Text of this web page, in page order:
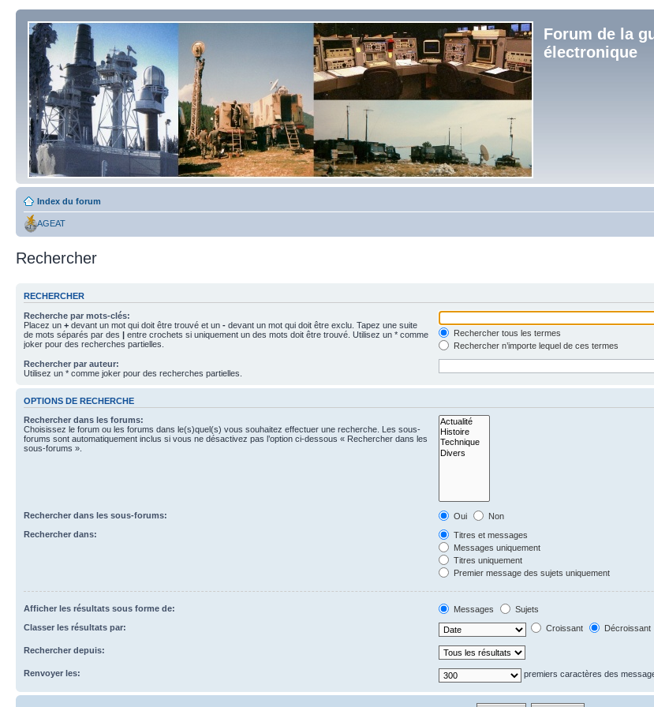
Forum de la
électronique
Index du forum
AGEAT
Rechercher
RECHERCHER
Recherche par mots-clés:
Placez un + devant un mot qui doit être trouvé et un - devant un mot qui doit être exclu. Tapez une suite
de mots séparés par des | entre crochets si uniquement un des mots doit être trouvé. Utilisez un * comme
joker pour des recherches partielles.
Rechercher tous les termes
Rechercher n’importe lequel de ces termes
Rechercher par auteur:
Utilisez un * comme joker pour des recherches partielles.
OPTIONS DE RECHERCHE
Rechercher dans les forums:
Choisissez le forum ou les forums dans le(s)quel(s) vous souhaitez effectuer une recherche. Les sous-
forums sont automatiquement inclus si vous ne désactivez pas l’option ci-dessous « Rechercher dans les
sous-forums ».
Rechercher dans les sous-forums: Oui
Non
Rechercher dans:
Titres et messages
Messages uniquement
Titres uniquement
Premier message des sujets uniquement
Afficher les résultats sous forme de: Messages
Sujets
Classer les résultats par:
Croissant Décroissant
Rechercher depuis:
Renvoyer les: premiers caractères des